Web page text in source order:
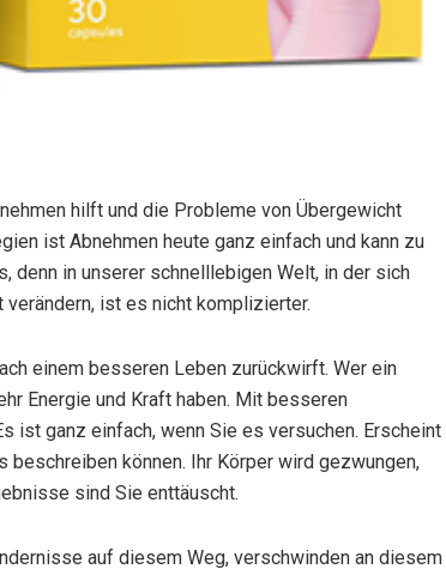
hilft und die Probleme von Übergewicht
ist Abnehmen heute ganz einfach und kann zu
denn in unserer schnelllebigen Welt, in der sich
ist es nicht komplizierter.
einem besseren Leben zurückwirft. Wer ein
Energie und Kraft haben. Mit besseren
ist ganz einfach, wenn Sie es versuchen. Erscheint
können. Ihr Körper wird gezwungen,
sind Sie enttäuscht.
auf diesem Weg, verschwinden an diesem